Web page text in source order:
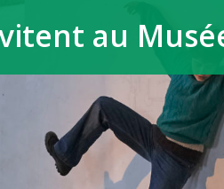
Un projet ?
Les réseaux
au